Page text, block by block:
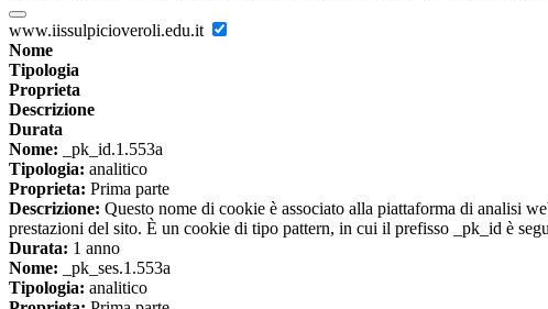
www.iissulpicioveroli.edu.it
Nome
Tipologia
Proprieta
Descrizione
Durata
Nome: _pk_id.1.553a
Tipologia: analitico
Proprieta: Prima parte
Descrizione: Questo nome di cookie è associato alla piattaforma di analisi
prestazioni del sito. È un cookie di tipo pattern, in cui il prefisso _pk_id è
Durata: 1 anno
Nome: _pk_ses.1.553a
Tipologia: analitico